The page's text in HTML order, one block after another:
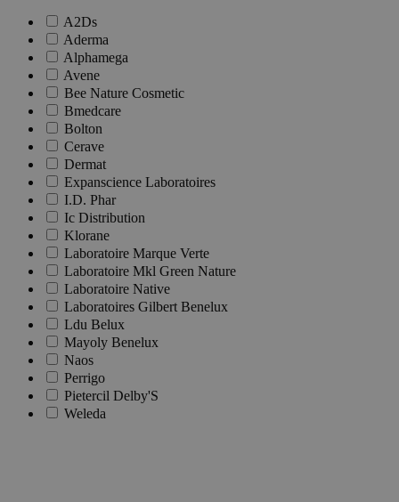
A2Ds
Aderma
Alphamega
Avene
Bee Nature Cosmetic
Bmedcare
Bolton
Cerave
Dermat
Expanscience Laboratoires
I.D. Phar
Ic Distribution
Klorane
Laboratoire Marque Verte
Laboratoire Mkl Green Nature
Laboratoire Native
Laboratoires Gilbert Benelux
Ldu Belux
Mayoly Benelux
Naos
Perrigo
Pietercil Delby'S
Weleda